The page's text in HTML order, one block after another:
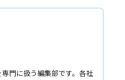
門に扱う編集部です。各社